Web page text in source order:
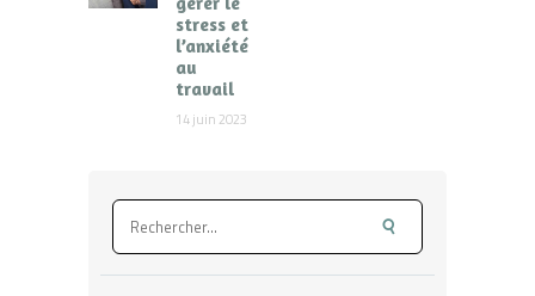
stress et
l’anxiété
au
travail
14 juin 2023
Rechercher :